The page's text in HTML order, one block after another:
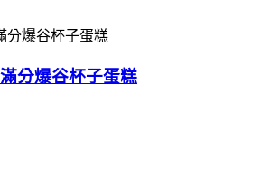
分爆谷杯子蛋糕